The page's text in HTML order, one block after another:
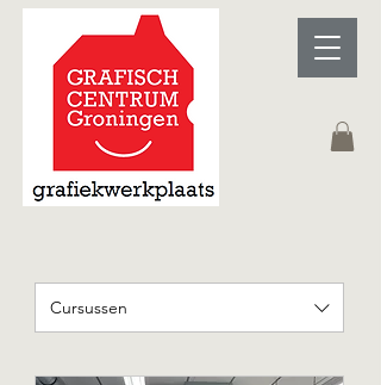
Cursussen